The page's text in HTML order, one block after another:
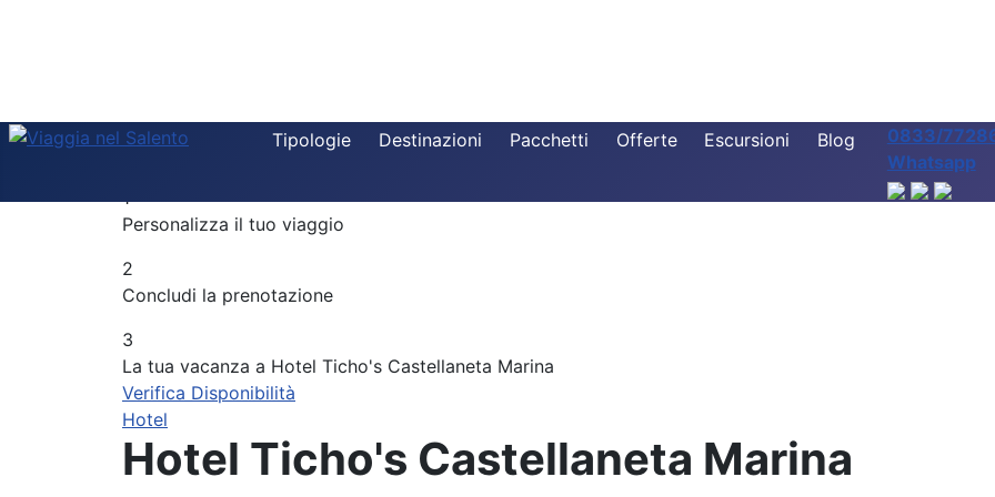
Tipologie Destinazioni Pacchetti Offerte Escursioni Blog
0833/
Whatsapp
Destinazione
Periodo
Componi la tua vacanza
1
Personalizza il tuo viaggio
2
Concludi la prenotazione
3
La tua vacanza a Hotel Ticho's Castellaneta Marina
Verifica Disponibilità
Hotel
Hotel Ticho's Castellaneta Marina